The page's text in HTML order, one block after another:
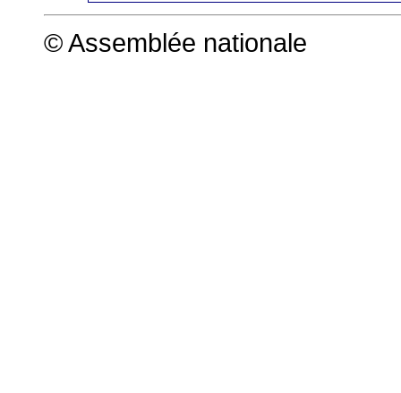
© Assemblée nationale